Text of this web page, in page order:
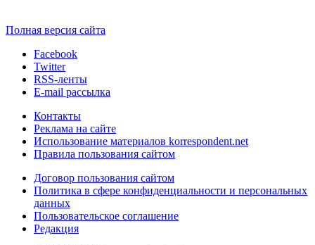
Полная версия сайта
Facebook
Twitter
RSS-ленты
E-mail рассылка
Контакты
Реклама на сайте
Использование материалов korrespondent.net
Правила пользования сайтом
Договор пользования сайтом
Политика в сфере конфиденциальности и персональных
данных
Пользовательское соглашение
Редакция